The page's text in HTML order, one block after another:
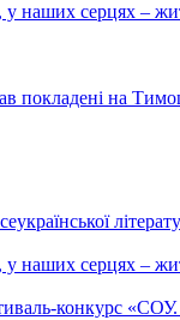
наших серцях –
покладені на
наших серцях –
конкурс «СОУ.